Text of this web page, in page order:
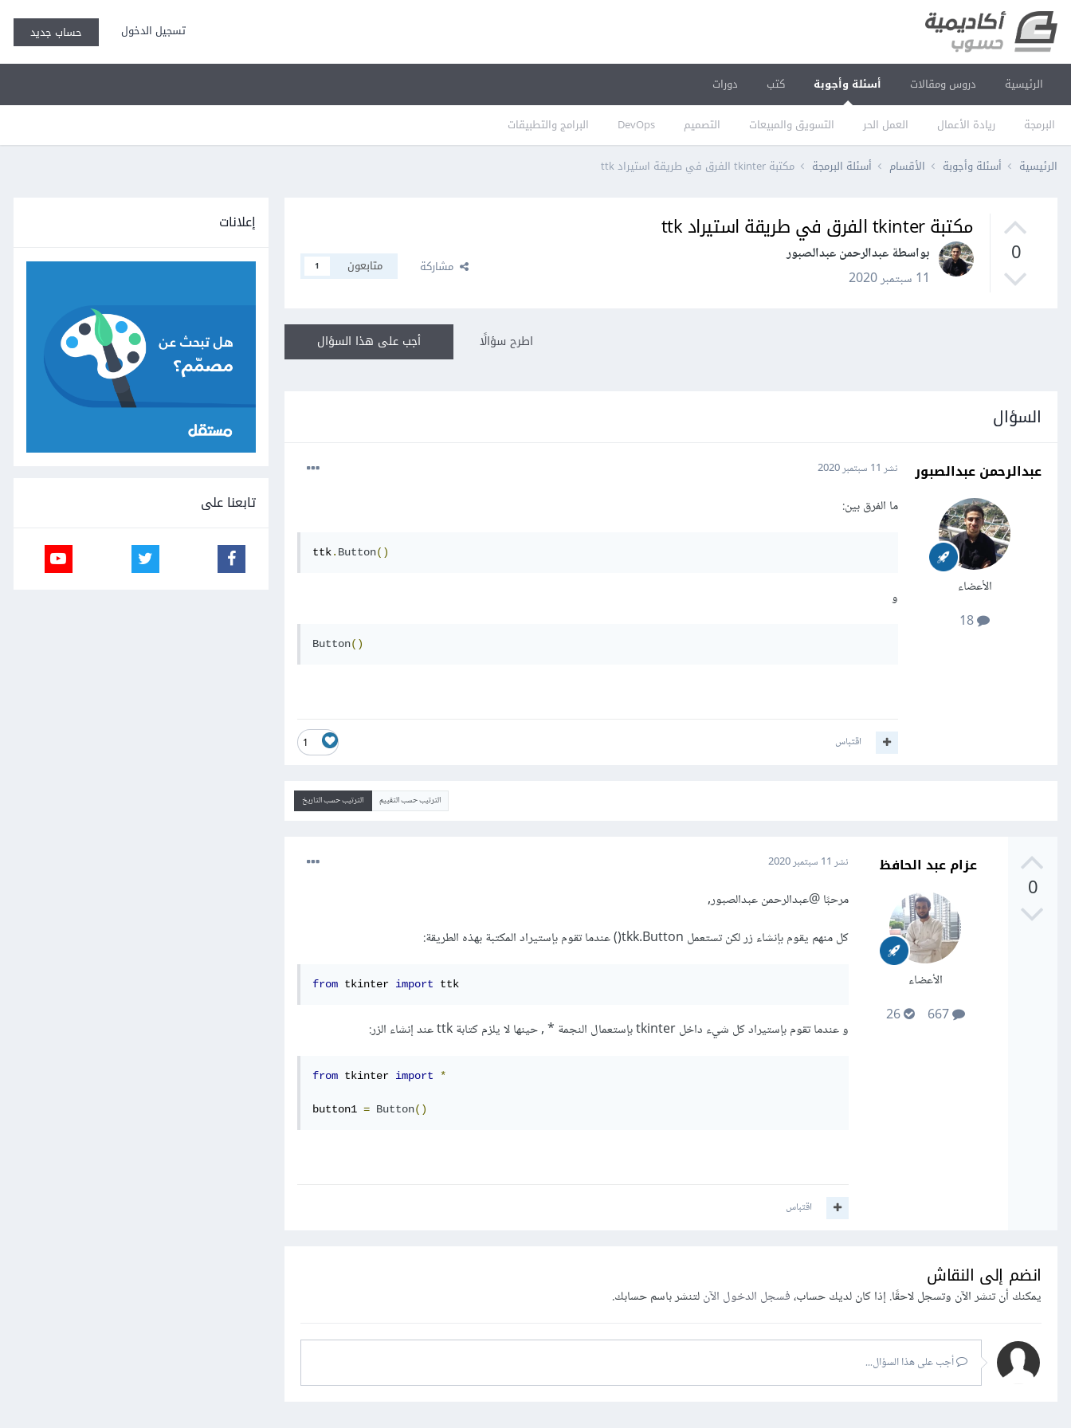
تسجيل الدخول حساب جديد
الرئيسية دروس ومقالات أسئلة وأجوبة
البرمجة ريادة الأعمال العمل الحر التسويق والمبيعات التصميم DevOps البرامج والتطبيقات
كتب دورات
الرئيسية أسئلة وأجوبة الأقسام أسئلة البرمجة مكتبة tkinter الفرق في طريقة استيراد ttk
0
مكتبة tkinter الفرق في طريقة استيراد ttk
بواسطة عبدالرحمن عبدالصبور
11 سبتمبر 2020
مشاركة متابعون 1
أجب على هذا السؤال اطرح سؤالًا
السؤال
عبدالرحمن عبدالصبور
الأعضاء
نشر 11 سبتمبر 2020
ما الفرق بين:
ttk. Button()
و
Button()
1 اقتباس
الترتيب حسب التقييم الترتيب حسب التاريخ
0
عزام عبد الحافظ
الأعضاء
667
26
نشر 11 سبتمبر 2020
مرحبًا@عبدالرحمن عبدالصبور,
كل منهم يقوم بإنشاء زر لكن تستعمل tkk.Button() عندما تقوم بإستيراد المكتبة بهذه الطريقة:
from tkinter import ttk
و عندما تقوم بإستيراد كل شيء داخل tkinter بإستعمال النجمة * , حينها لا يلزم كتابة ttk عند إنشاء الزر:
from tkinter import *
button1 = Button()
اقتباس
انضم إلى النقاش
يمكنك أن تنشر الآن وتسجل لاحقًا. إذا كان لديك حساب،فسجل الدخول الآنلتنشر باسم حسابك.
أجب على هذا السؤال...
إعلانات
تابعنا على